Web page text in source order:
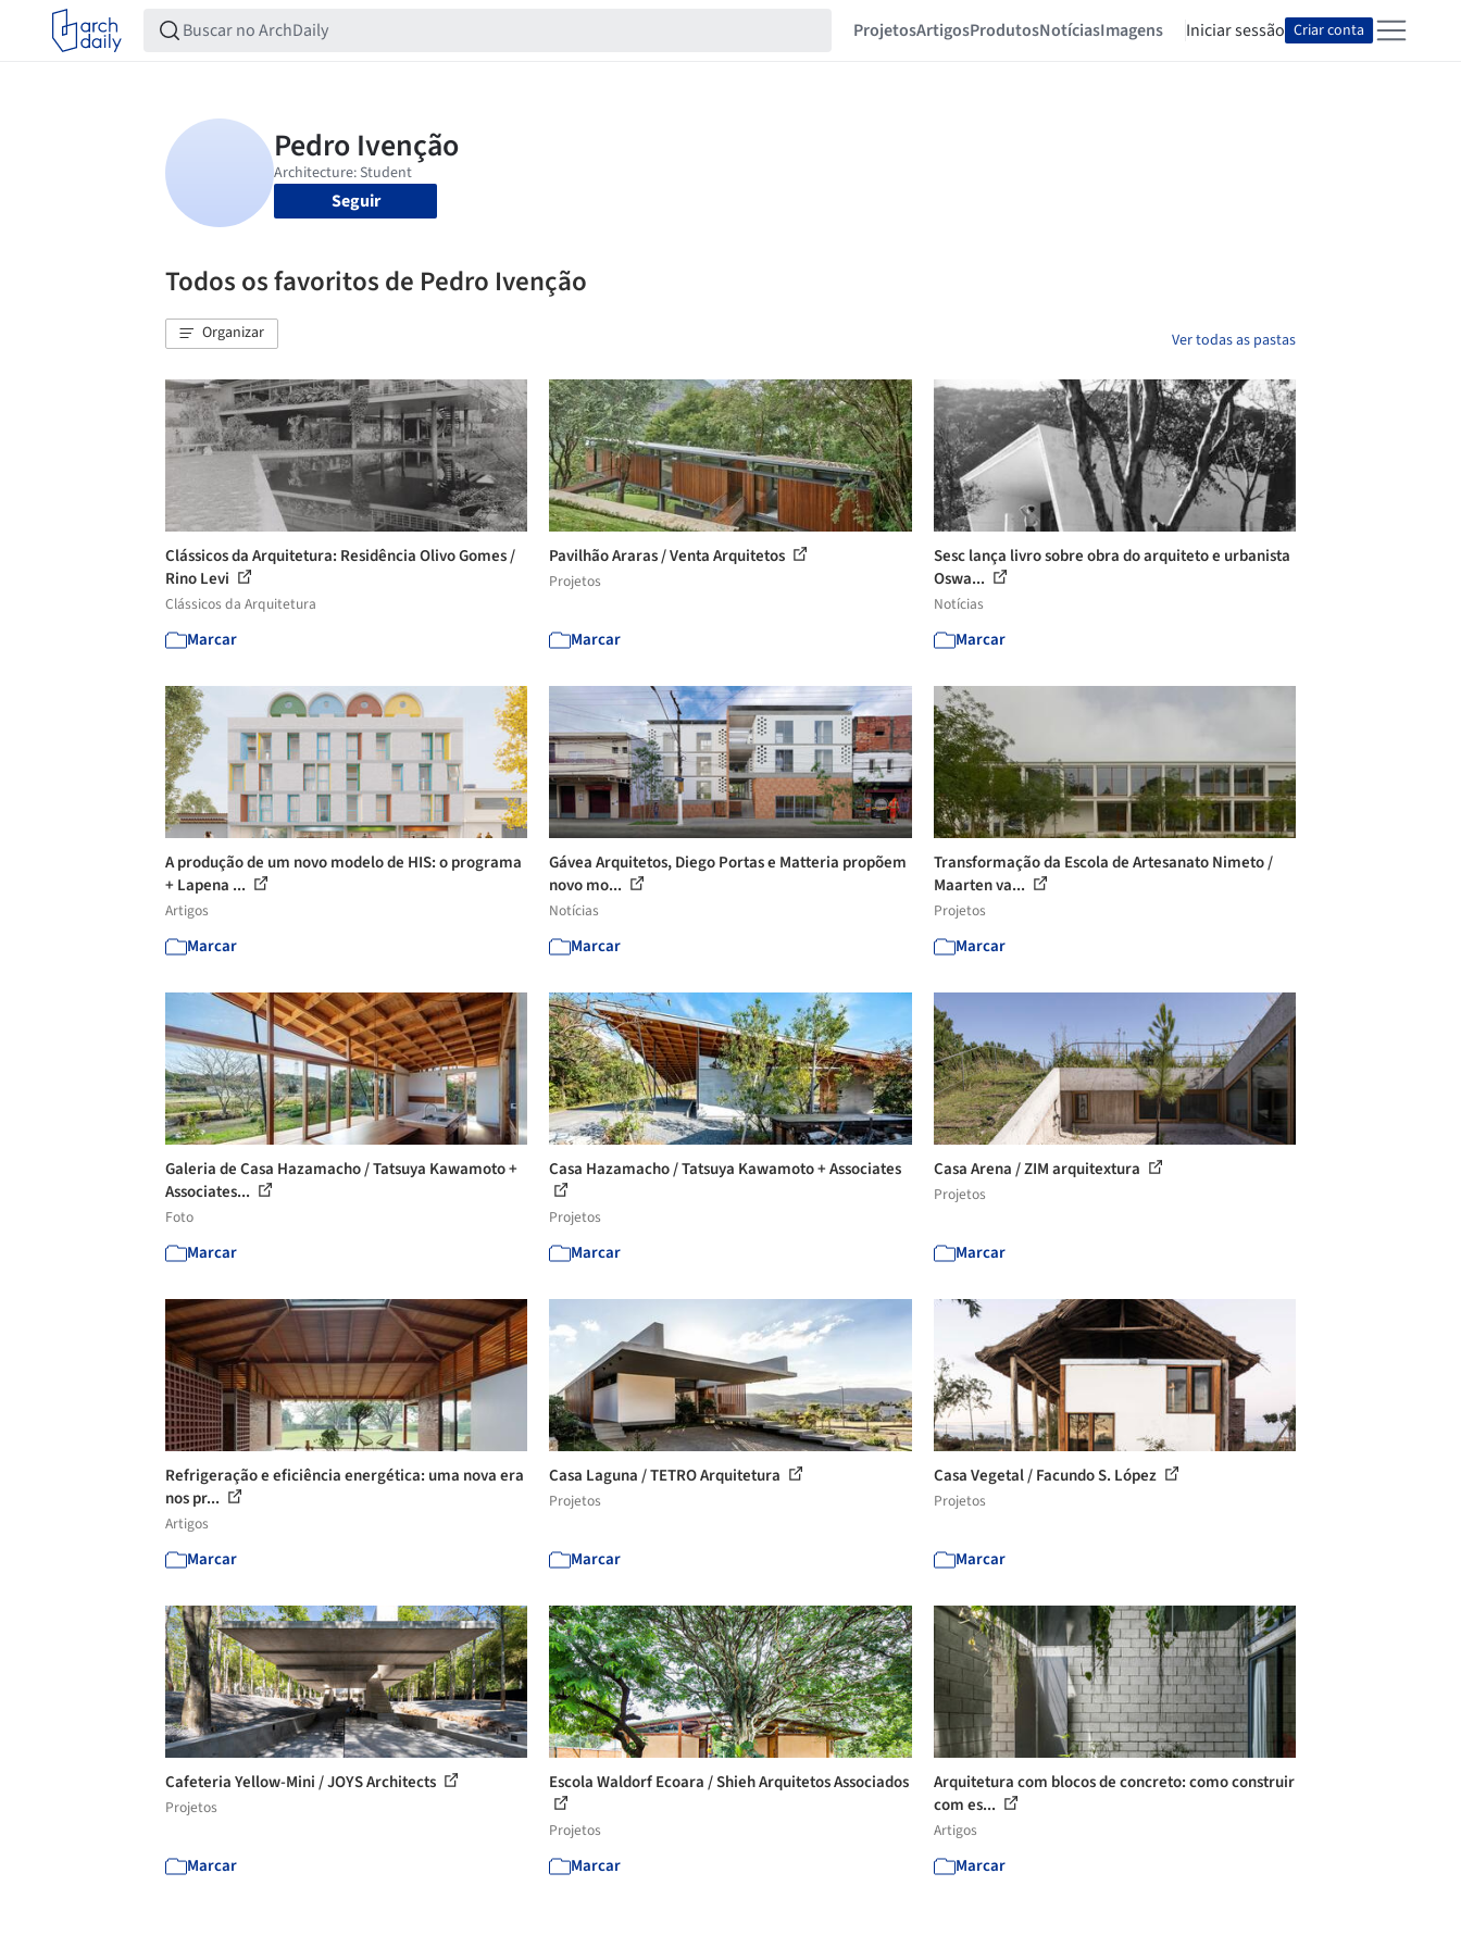
ProjetosArtigosProdutosNotíciasImagens Iniciar sessão Criar conta
Seguir
Todos os favoritos de Pedro Ivenção
Organizar Ver todas as pastas
Clássicos da Arquitetura: Residência Olivo Gomes /
Rino Levi
Clássicos da Arquitetura
Marcar
Pavilhão Araras / Venta Arquitetos
Projetos
Marcar
Sesc lança livro sobre obra do arquiteto e urbanista
Oswa...
Notícias
Marcar
A produção de um novo modelo de HIS: o programa
+ Lapena ...
Artigos
Marcar
Gávea Arquitetos, Diego Portas e Matteria propõem
novo mo...
Notícias
Marcar
Transformação da Escola de Artesanato Nimeto /
Maarten va...
Projetos
Marcar
Galeria de Casa Hazamacho / Tatsuya Kawamoto +
Associates...
Foto
Marcar
Casa Hazamacho / Tatsuya Kawamoto + Associates
Projetos
Marcar
Casa Arena / ZIM arquitextura
Projetos
Marcar
Refrigeração e eficiência energética: uma nova era
nos pr...
Artigos
Marcar
Casa Laguna / TETRO Arquitetura
Projetos
Marcar
Casa Vegetal / Facundo S. López
Projetos
Marcar
Cafeteria Yellow-Mini / JOYS Architects
Projetos
Marcar
Escola Waldorf Ecoara / Shieh Arquitetos Associados
Projetos
Marcar
Arquitetura com blocos de concreto: como construir
com es...
Artigos
Marcar